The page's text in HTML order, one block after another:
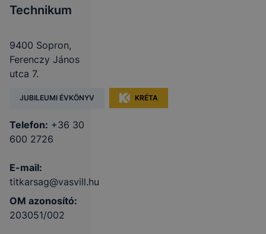
Technikum
9400 Sopron,
Ferenczy János
utca 7.
JUBILEUMI ÉVKÖNYV KRÉTA
Telefon: +36 30
600 2726
E-mail:
titkarsag@vasvill.hu
OM azonosító:
203051/002